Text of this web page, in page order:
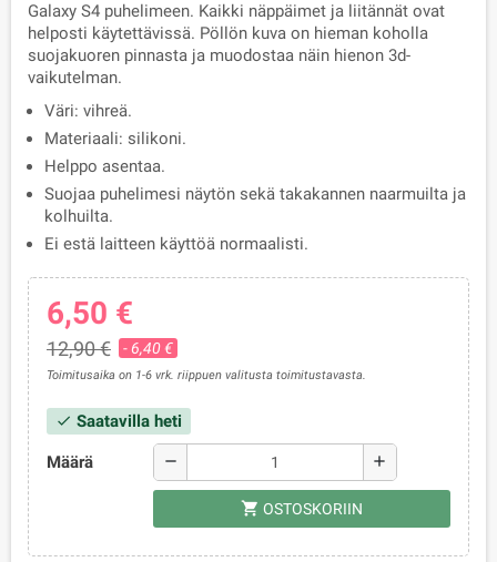
Galaxy S4 puhelimeen. Kaikki näppäimet ja liitännät ovat
helposti käytettävissä. Pöllön kuva on hieman koholla
suojakuoren pinnasta ja muodostaa näin hienon 3d-
vaikutelman.
Väri: vihreä.
Materiaali: silikoni.
Helppo asentaa.
Suojaa puhelimesi näytön sekä takakannen naarmuilta ja
kolhuilta.
Ei estä laitteen käyttöä normaalisti.
6,50 €
12,90 € - 6,40 €
Toimitusaika on 1-6 vrk. riippuen valitusta toimitustavasta.
check Saatavilla heti
Määrä remove add
shopping_cart OSTOSKORIIN